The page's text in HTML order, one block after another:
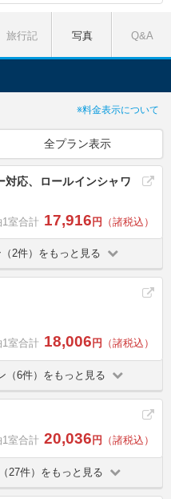
旅行記 写真 Q&A
※料金表示について
全プラン表示
対応、ロールインシャワ
1室合計 17,916円 （諸税込）
2件）をもっと見る
1室合計 18,006 円 （諸税込）
（6件）をもっと見る
1室合計 20,036 円 （諸税込）
27件）をもっと見る